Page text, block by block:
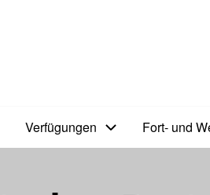
Verfügungen Fort- und